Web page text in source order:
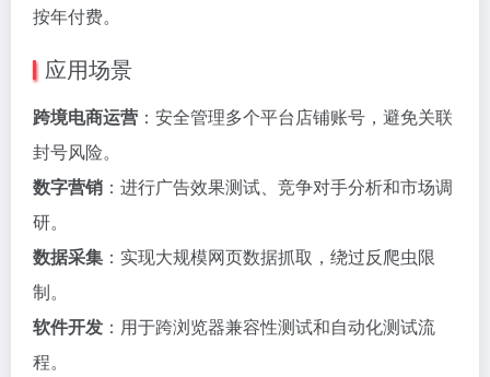
按年付费。
应用场景
跨境电商运营 ：安全管理多个平台店铺账号，避免关联
封号风险。
数字营销 ：进行广告效果测试、竞争对手分析和市场调
研。
数据采集 ：实现大规模网页数据抓取，绕过反爬虫限
制。
软件开发 ：用于跨浏览器兼容性测试和自动化测试流
程。